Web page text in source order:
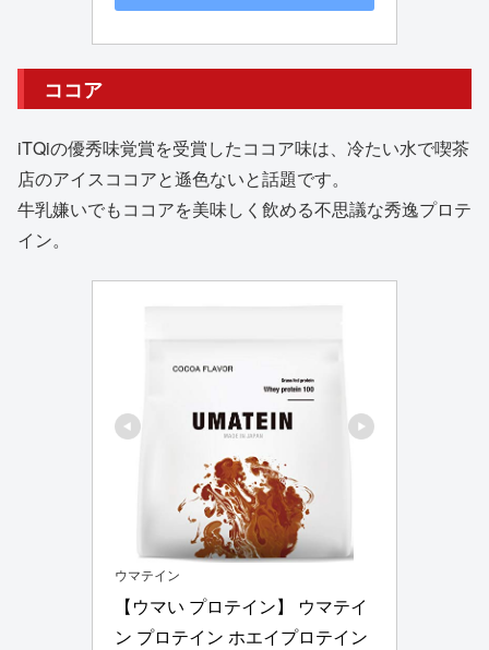
ココア
iTQiの優秀味覚賞を受賞したココア味は、冷たい水で喫茶
店のアイスココアと遜色ないと話題です。
牛乳嫌いでもココアを美味しく飲める不思議な秀逸プロテ
イン。
ウマテイン
【ウマい プロテイン】 ウマテイ
ン プロテイン ホエイプロテイン